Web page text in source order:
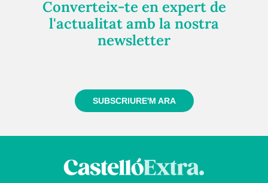
Converteix-te en expert de
l'actualitat amb la nostra
newsletter
SUBSCRIURE'M ARA